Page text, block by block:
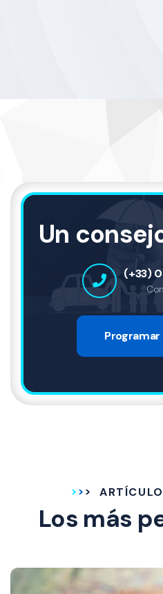
Un
(+33)
Los más